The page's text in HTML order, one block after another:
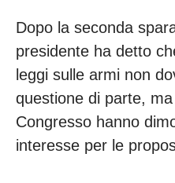
Dopo la seconda
presidente ha detto
leggi sulle armi non
questione di parte,
Congresso hanno
interesse per le